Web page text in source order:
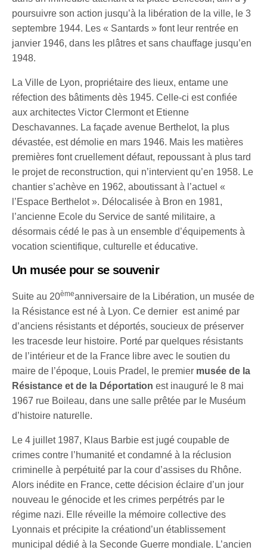
poursuivre son action jusqu’à la libération de la ville, le 3
septembre 1944. Les « Santards » font leur rentrée en
janvier 1946, dans les plâtres et sans chauffage jusqu’en
1948.
La Ville de Lyon, propriétaire des lieux, entame une
réfection des bâtiments dès 1945. Celle-ci est confiée
aux architectes Victor Clermont et Etienne
Deschavannes. La façade avenue Berthelot, la plus
dévastée, est démolie en mars 1946. Mais les matières
premières font cruellement défaut, repoussant à plus tard
le projet de reconstruction, qui n’intervient qu’en 1958. Le
chantier s’achève en 1962, aboutissant à l’actuel «
l’Espace Berthelot ». Délocalisée à Bron en 1981,
l’ancienne Ecole du Service de santé militaire, a
désormais cédé le pas à un ensemble d’équipements à
vocation scientifique, culturelle et éducative.
Un musée pour se souvenir
Suite au 20èmeanniversaire de la Libération, un musée de
la Résistance est né à Lyon. Ce dernier est animé par
d’anciens résistants et déportés, soucieux de préserver
les tracesde leur histoire. Porté par quelques résistants
de l’intérieur et de la France libre avec le soutien du
maire de l’époque, Louis Pradel, le premier musée de la
Résistance et de la Déportationest inauguré le 8 mai
1967 rue Boileau, dans une salle prêtée par le Muséum
d’histoire naturelle.
Le 4 juillet 1987, Klaus Barbie est jugé coupable de
crimes contre l’humanité et condamné à la réclusion
criminelle à perpétuité par la cour d’assises du Rhône.
Alors inédite en France, cette décision éclaire d’un jour
nouveau le génocide et les crimes perpétrés par le
régime nazi. Elle réveille la mémoire collective des
Lyonnais et précipite la créationd’un établissement
municipal dédié à la Seconde Guerre mondiale. L’ancien